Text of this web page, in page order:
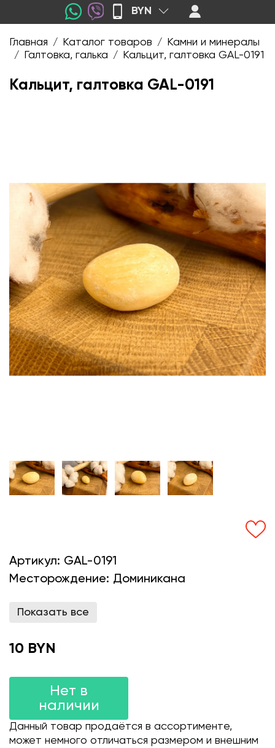
BYN
Главная / Каталог товаров / Камни и минералы
/ Галтовка, галька / Кальцит, галтовка GAL-0191
Кальцит, галтовка GAL-0191
Артикул: GAL-0191
Месторождение: Доминикана
Показать все
10 BYN
Нет в
наличии
Данный товар продаётся в ассортименте,
может немного отличаться размером и внешним